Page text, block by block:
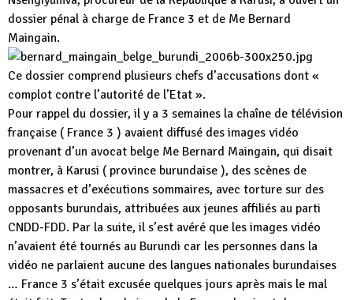
dossier pénal à charge de France 3 et de Me Bernard
Maingain.
Ce dossier comprend plusieurs chefs d’accusations dont «
complot contre l’autorité de l’Etat ».
Pour rappel du dossier, il y a 3 semaines la chaîne de télévision
française ( France 3 ) avaient diffusé des images vidéo
provenant d’un avocat belge Me Bernard Maingain, qui disait
montrer, à Karusi ( province burundaise ), des scènes de
massacres et d’exécutions sommaires, avec torture sur des
opposants burundais, attribuées aux jeunes affiliés au parti
CNDD-FDD. Par la suite, il s’est avéré que les images vidéo
n’avaient été tournés au Burundi car les personnes dans la
vidéo ne parlaient aucune des langues nationales burundaises
… France 3 s’était excusée quelques jours après mais le mal